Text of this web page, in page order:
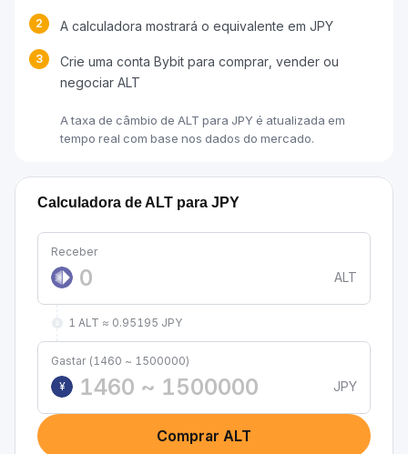
2 A calculadora mostrará o equivalente em JPY
3
Crie uma conta Bybit para comprar, vender ou
negociar ALT
A taxa de câmbio de ALT para JPY é atualizada em
tempo real com base nos dados do mercado.
Calculadora de ALT para JPY
Receber
ALT
1 ALT ≈ 0.95195 JPY
Gastar (1460 ~ 1500000)
¥
JPY
Comprar ALT